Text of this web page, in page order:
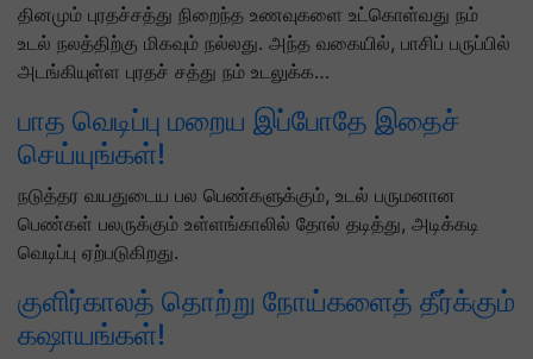
தினமும் புரதச்சத்து நிறைந்த உணவுகளை உட்கொள்வது நம்
உடல் நலத்திற்கு மிகவும் நல்லது. அந்த வகையில், பாசிப் பருப்பில்
அடங்கியுள்ள புரதச் சத்து நம் உடலுக்க…
பாத வெடிப்பு மறைய இப்போதே இதைச்
செய்யுங்கள்!
நடுத்தர வயதுடைய பல பெண்களுக்கும், உடல் பருமனான
பெண்கள் பலருக்கும் உள்ளங்காலில் தோல் தடித்து, அடிக்கடி
வெடிப்பு ஏற்படுகிறது.
குளிர்காலத் தொற்று நோய்களைத் தீர்க்கும்
கஷாயங்கள்!